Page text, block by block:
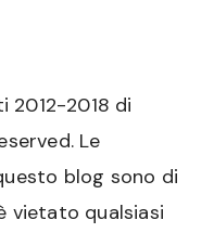
2012-2018 di
Le
blog sono di
vietato qualsiasi